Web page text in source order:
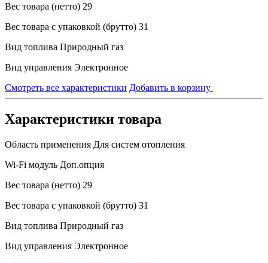
Вес товара (нетто) 29
Вес товара с упаковкой (брутто) 31
Вид топлива Природный газ
Вид управления Электронное
Смотреть все характеристики Добавить в корзину
Характеристики товара
Область применения Для систем отопления
Wi-Fi модуль Доп.опция
Вес товара (нетто) 29
Вес товара с упаковкой (брутто) 31
Вид топлива Природный газ
Вид управления Электронное